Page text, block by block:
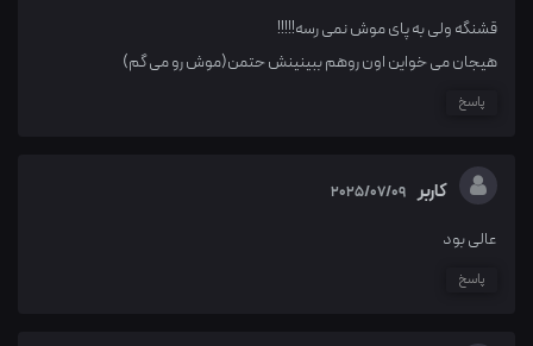
قشنگه ولی به پای موش نمی رسه!!!!!
هیجان می خواین اون روهم ببینینش حتمن(موش رو می گم)
پاسخ
کاربر 2025/07/09
عالی بود
پاسخ